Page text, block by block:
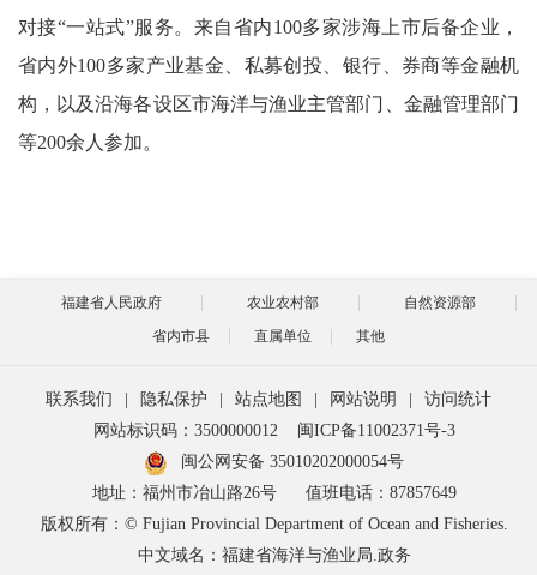
对接“一站式”服务。来自省内100多家涉海上市后备企业，
省内外100多家产业基金、私募创投、银行、券商等金融机
构，以及沿海各设区市海洋与渔业主管部门、金融管理部门
等200余人参加。
福建省人民政府 农业农村部
自然资源部
省内市县
直属单位 其他
联系我们 隐私保护 站点地图 网站说明
访问统计
网站标识码：3500000012
闽ICP备11002371号-3
闽公网安备 35010202000054号
地址：福州市冶山路26号
值班电话：87857649
版权所有：© Fujian Provincial Department of Ocean and Fisheries.
中文域名：福建省海洋与渔业局.政务